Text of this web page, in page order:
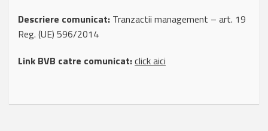
Descriere comunicat: Tranzactii management – art. 19
Reg. (UE) 596/2014
Link BVB catre comunicat:click aici